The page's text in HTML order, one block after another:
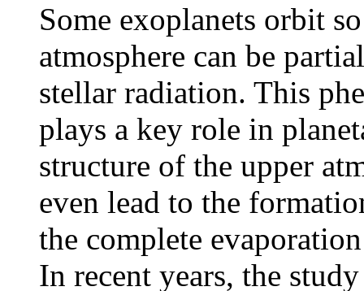
Some exoplanets orbit
atmosphere can be
stellar radiation. This
plays a key role in
structure of the upper
even lead to the
the complete
In recent years, the